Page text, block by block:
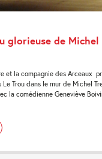
glorieuse de Michel
et la compagnie des Arceaux
Le Trou dans le mur de Michel
la comédienne Geneviève